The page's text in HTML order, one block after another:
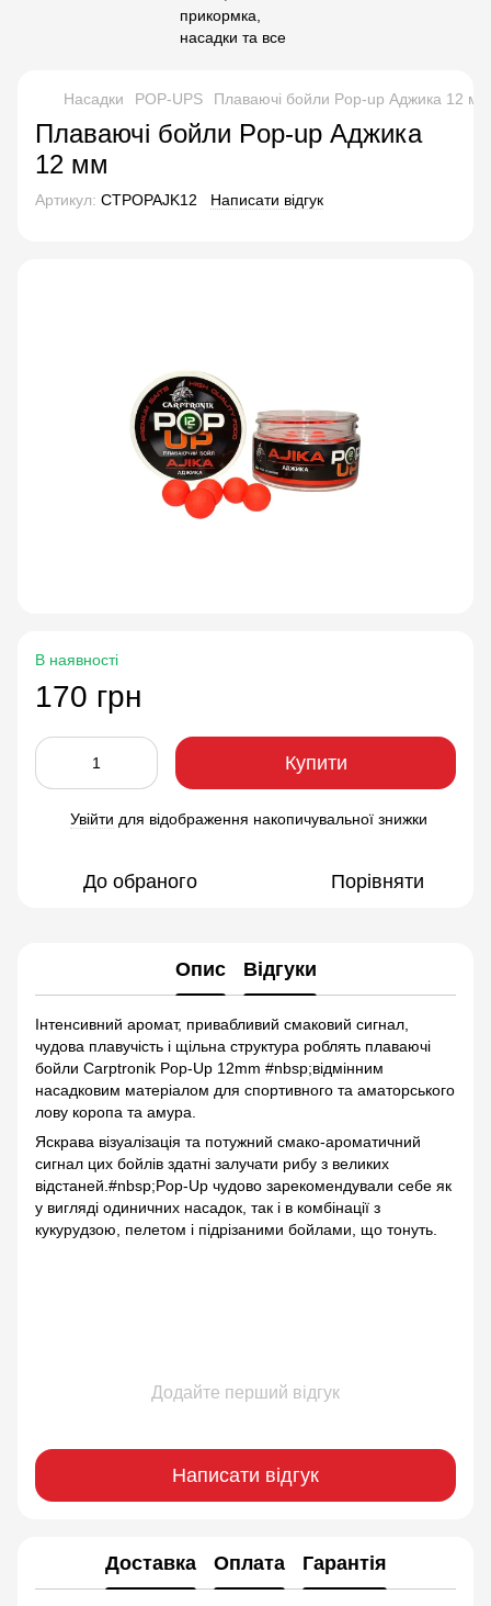
Насадки POP-UPS Плаваючі бойли Pop-up Аджика 12 мм
Плаваючі бойли Pop-up Аджика
12 мм
Артикул: CTPOPAJK12 Написати відгук
В наявності
170 грн
Купити
Увійти для відображення накопичувальної знижки
До обраного Порівняти
Опис Відгуки
Інтенсивний аромат, привабливий смаковий сигнал,
чудова плавучість і щільна структура роблять плаваючі
бойли Сarptronik Pop-Up 12mm #nbsp;відмінним
насадковим матеріалом для спортивного та аматорського
лову коропа та амура.
Яскрава візуалізація та потужний смако-ароматичний
сигнал цих бойлів здатні залучати рибу з великих
відстаней.#nbsp;Pop-Up чудово зарекомендували себе як
у вигляді одиничних насадок, так і в комбінації з
кукурудзою, пелетом і підрізаними бойлами, що тонуть.
Додайте перший відгук
Написати відгук
Доставка Оплата Гарантія